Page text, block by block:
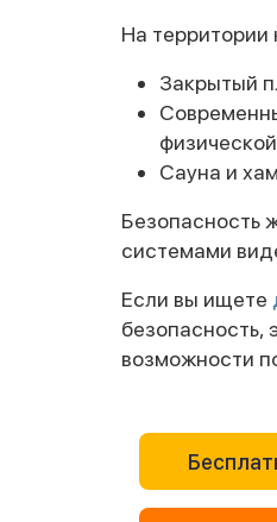
На территории
Закрытый
Сауна и
Безопасность
системами
Если вы ищете
безопасность,
возможности